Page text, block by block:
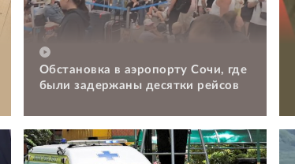
Обстановка в аэропорту Сочи, где
были задержаны десятки рейсов